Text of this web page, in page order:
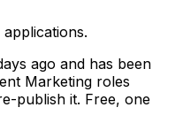
ago and has been
Marketing roles
publish it. Free, one